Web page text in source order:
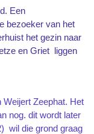
Een
bezoeker van het
het gezin naar
en Griet liggen
Zeephat. Het
nog. dit wordt later
wil die grond graag